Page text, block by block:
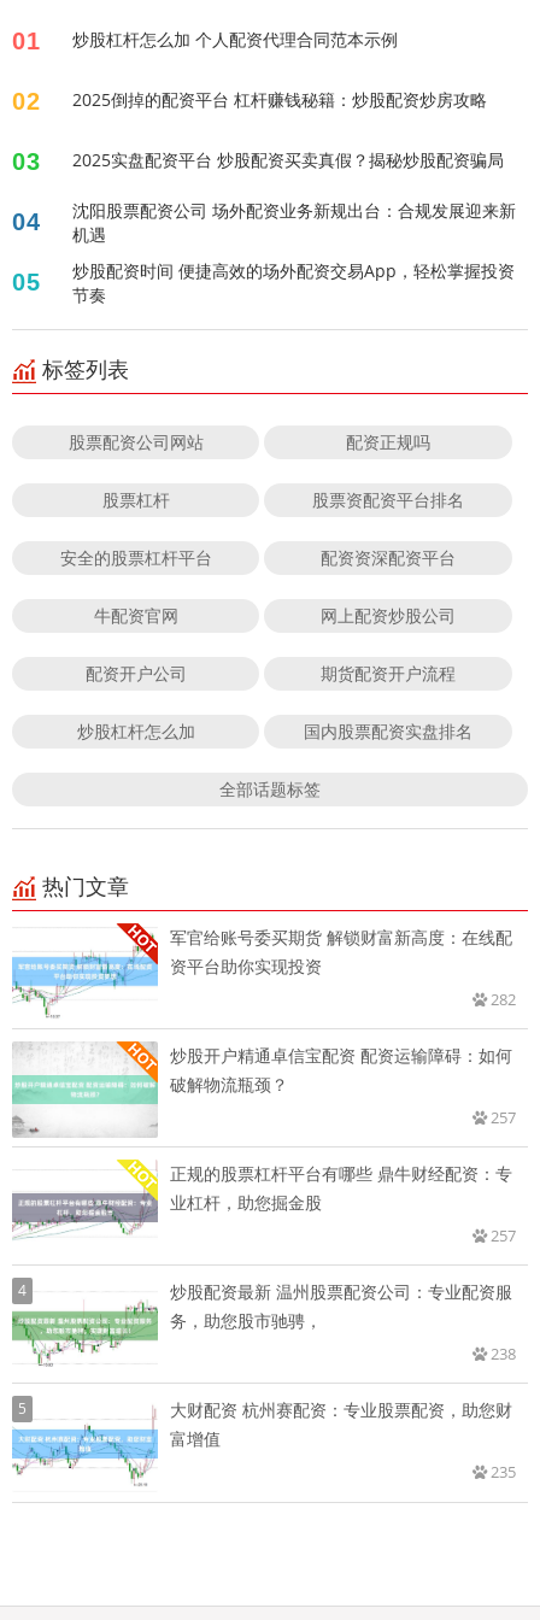
01 炒股杠杆怎么加 个人配资代理合同范本示例
02 2025倒掉的配资平台 杠杆赚钱秘籍：炒股配资炒房攻略
03 2025实盘配资平台 炒股配资买卖真假？揭秘炒股配资骗局
04
沈阳股票配资公司 场外配资业务新规出台：合规发展迎来新
机遇
05
炒股配资时间 便捷高效的场外配资交易App，轻松掌握投资
节奏
标签列表
股票配资公司网站 配资正规吗
股票杠杆 股票资配资平台排名
安全的股票杠杆平台 配资资深配资平台
牛配资官网 网上配资炒股公司
配资开户公司 期货配资开户流程
炒股杠杆怎么加 国内股票配资实盘排名
全部话题标签
热门文章
军官给账号委买期货 解锁财富新高度：在线配
资平台助你实现投资
282
炒股开户精通卓信宝配资 配资运输障碍：如何
破解物流瓶颈？
257
正规的股票杠杆平台有哪些 鼎牛财经配资：专
业杠杆，助您掘金股
257
4
炒股配资最新 温州股票配资公司：专业配资服
务，助您股市驰骋，
238
5
大财配资 杭州赛配资：专业股票配资，助您财
富增值
235